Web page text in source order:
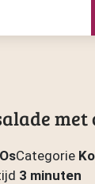
met
Categorie
3 minuten